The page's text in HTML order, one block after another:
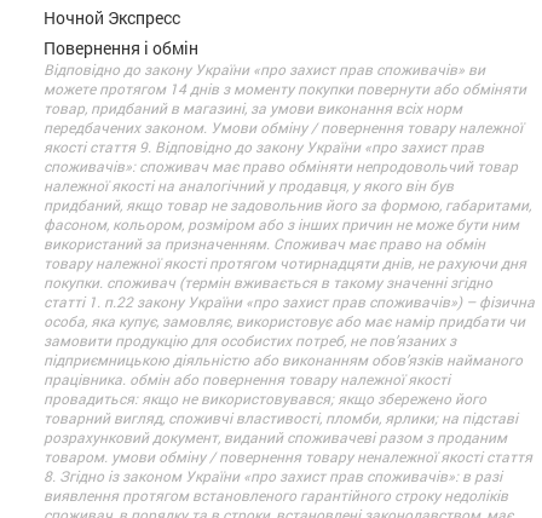
Ночной Экспресс
Повернення і обмін
Відповідно до закону України «про захист прав споживачів» ви
можете протягом 14 днів з моменту покупки повернути або обміняти
товар, придбаний в магазині, за умови виконання всіх норм
передбачених законом. Умови обміну / повернення товару належної
якості стаття 9. Відповідно до закону України «про захист прав
споживачів»: споживач має право обміняти непродовольчий товар
належної якості на аналогічний у продавця, у якого він був
придбаний, якщо товар не задовольнив його за формою, габаритами,
фасоном, кольором, розміром або з інших причин не може бути ним
використаний за призначенням. Споживач має право на обмін
товару належної якості протягом чотирнадцяти днів, не рахуючи дня
покупки. споживач (термін вживається в такому значенні згідно
статті 1. п.22 закону України «про захист прав споживачів») – фізична
особа, яка купує, замовляє, використовує або має намір придбати чи
замовити продукцію для особистих потреб, не пов’язаних з
підприємницькою діяльністю або виконанням обов’язків найманого
працівника. обмін або повернення товару належної якості
провадиться: якщо не використовувався; якщо збережено його
товарний вигляд, споживчі властивості, пломби, ярлики; на підставі
розрахунковий документ, виданий споживачеві разом з проданим
товаром. умови обміну / повернення товару неналежної якості стаття
8. Згідно із законом України «про захист прав споживачів»: в разі
виявлення протягом встановленого гарантійного строку недоліків
споживач, в порядку та в строки, встановлені законодавством, має